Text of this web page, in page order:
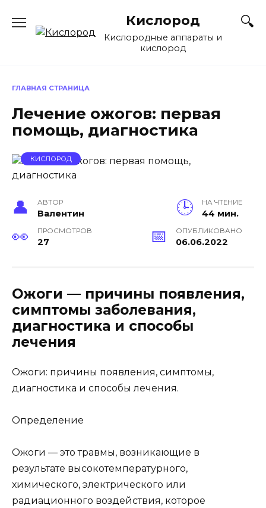
содержанию
Кислород
Кислородные аппараты и
кислород
ГЛАВНАЯ СТРАНИЦА
Лечение ожогов: первая
помощь, диагностика
КИСЛОРОД
АВТОР
Валентин
НА ЧТЕНИЕ
44 мин.
ПРОСМОТРОВ
27
ОПУБЛИКОВАНО
06.06.2022
Ожоги — причины появления,
симптомы заболевания,
диагностика и способы
лечения
Ожоги: причины появления, симптомы,
диагностика и способы лечения.
Определение
Ожоги — это травмы, возникающие в
результате высокотемпературного,
химического, электрического или
радиационного воздействия, которое